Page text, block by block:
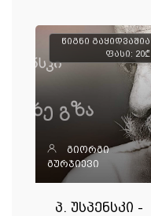
წიგნი გაყიდვაშია
ფასი: 20₾
გიორგი
გურჯიევი
პ. უსპენსკი -